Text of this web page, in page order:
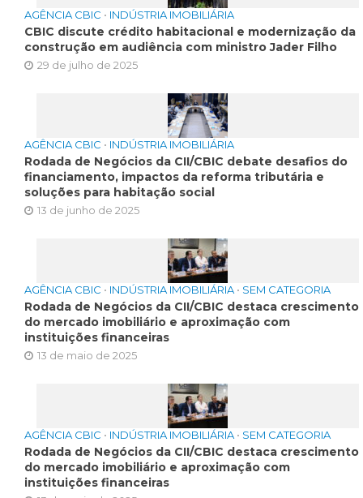
AGÊNCIA CBIC • INDÚSTRIA IMOBILIÁRIA
CBIC discute crédito habitacional e modernização da
construção em audiência com ministro Jader Filho
29 de julho de 2025
AGÊNCIA CBIC • INDÚSTRIA IMOBILIÁRIA
Rodada de Negócios da CII/CBIC debate desafios do
financiamento, impactos da reforma tributária e
soluções para habitação social
13 de junho de 2025
AGÊNCIA CBIC • INDÚSTRIA IMOBILIÁRIA • SEM CATEGORIA
Rodada de Negócios da CII/CBIC destaca crescimento
do mercado imobiliário e aproximação com
instituições financeiras
13 de maio de 2025
AGÊNCIA CBIC • INDÚSTRIA IMOBILIÁRIA • SEM CATEGORIA
Rodada de Negócios da CII/CBIC destaca crescimento
do mercado imobiliário e aproximação com
instituições financeiras